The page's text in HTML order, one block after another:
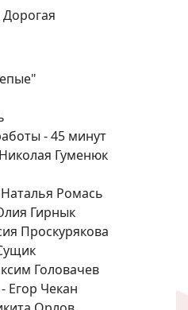
- 45 минут
Гуменюк
Ромась
Гирнык
Проскурякова
Головачев
Егор Чекан